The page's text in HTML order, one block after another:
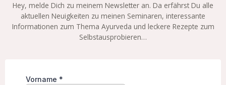
Hey, melde Dich zu meinem Newsletter an. Da erfährst Du alle
aktuellen Neuigkeiten zu meinen Seminaren, interessante
Informationen zum Thema Ayurveda und leckere Rezepte zum
Selbstausprobieren…